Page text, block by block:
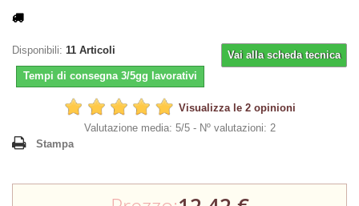
Vai alla scheda tecnica
Disponibili: 11 Articoli
Tempi di consegna 3/5gg lavorativi
Visualizza le 2 opinioni
Valutazione media: 5/5 -Nº valutazioni: 2
Stampa